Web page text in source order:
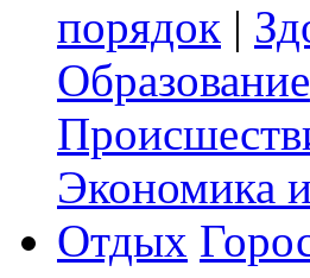
порядок |
Образование
Экономика
Отдых